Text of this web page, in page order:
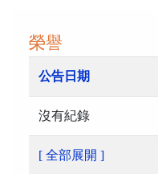
榮譽
公告日期
沒有紀錄
[ 全部展開 ]